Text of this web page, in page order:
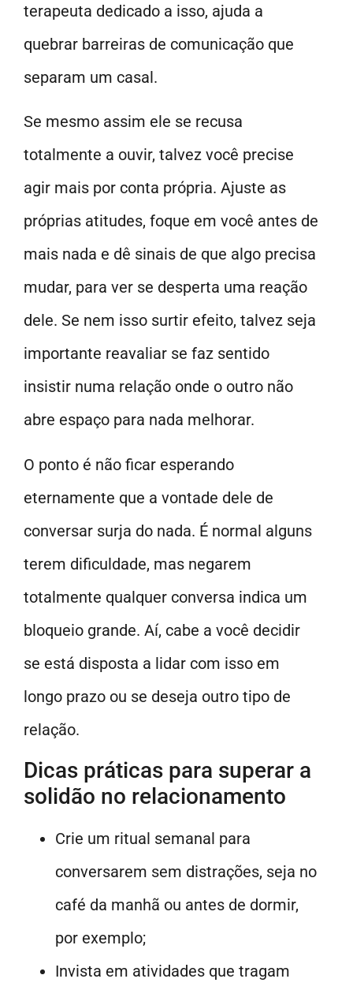
terapeuta dedicado a isso, ajuda a
quebrar barreiras de comunicação que
separam um casal.
Se mesmo assim ele se recusa
totalmente a ouvir, talvez você precise
agir mais por conta própria. Ajuste as
próprias atitudes, foque em você antes de
mais nada e dê sinais de que algo precisa
mudar, para ver se desperta uma reação
dele. Se nem isso surtir efeito, talvez seja
importante reavaliar se faz sentido
insistir numa relação onde o outro não
abre espaço para nada melhorar.
O ponto é não ficar esperando
eternamente que a vontade dele de
conversar surja do nada. É normal alguns
terem dificuldade, mas negarem
totalmente qualquer conversa indica um
bloqueio grande. Aí, cabe a você decidir
se está disposta a lidar com isso em
longo prazo ou se deseja outro tipo de
relação.
Dicas práticas para superar a
solidão no relacionamento
Crie um ritual semanal para
conversarem sem distrações, seja no
café da manhã ou antes de dormir,
por exemplo;
Invista em atividades que tragam